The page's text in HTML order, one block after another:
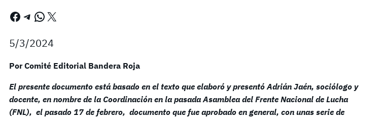
Facebook Telegram WhatsApp X
5/3/2024
Por Comité Editorial Bandera Roja
El presente documento está basado en el texto que elaboró y presentó Adrián Jaén, sociólogo y
docente, en nombre de la Coordinación en la pasada Asamblea del Frente Nacional de Lucha
(FNL), el pasado 17 de febrero, documento que fue aprobado en general, con unas serie de